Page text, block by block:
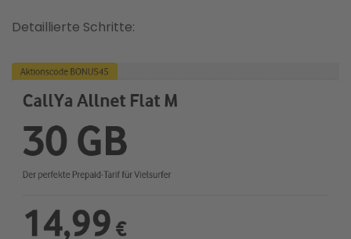
Detaillierte Schritte: